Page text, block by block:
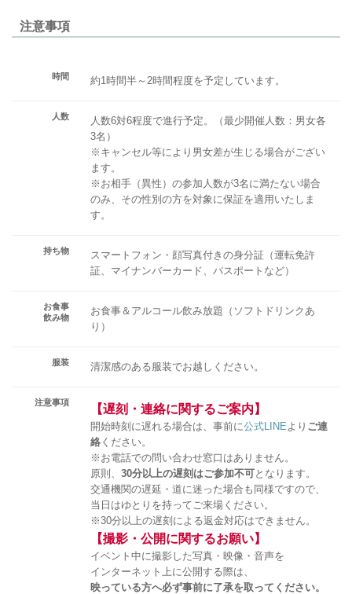
注意事項
時間 約1時間半～2時間程度を予定しています。
人数
人数6対6程度で進行予定。（最少開催人数：男女各
3名）
※キャンセル等により男女差が生じる場合がござい
ます。
※お相手（異性）の参加人数が3名に満たない場合
のみ、その性別の方を対象に保証を適用いたしま
す。
持ち物
スマートフォン・顔写真付きの身分証（運転免許
証、マイナンバーカード、パスポートなど）
お食事
飲み物
お食事＆アルコール飲み放題（ソフトドリンクあ
り）
服装 清潔感のある服装でお越しください。
注意事項 【遅刻・連絡に関するご案内】
開始時刻に遅れる場合は、事前に公式LINE より ご連
絡 ください。
※お電話での問い合わせ窓口はありません。
原則、 30分以上の遅刻はご参加不可となります。
交通機関の遅延・道に迷った場合も同様ですので、
当日はゆとりを持ってご来場ください。
※30分以上の遅刻による返金対応はできません。
【撮影・公開に関するお願い】
イベント中に撮影した写真・映像・音声を
インターネット上に公開する際は、
映っている方へ必ず事前に了承を取ってください。